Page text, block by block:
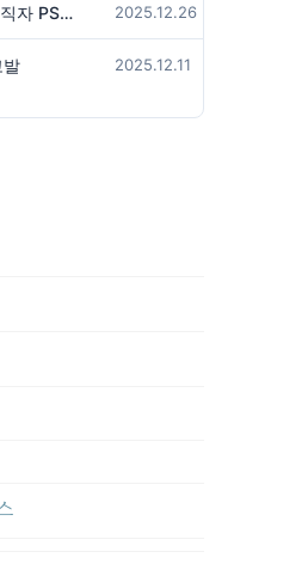
비자발적 정년퇴직자 PS성과급 미지급은 임금체불 아닌가? 2025.12.26
2025.12.11